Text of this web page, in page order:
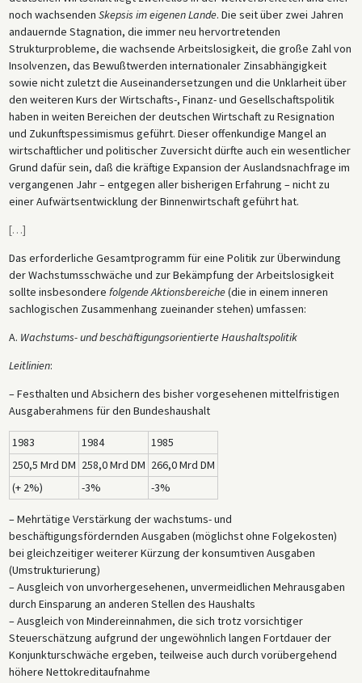
noch wachsenden Skepsis im eigenen Lande. Die seit über zwei Jahren
andauernde Stagnation, die immer neu hervortretenden
Strukturprobleme, die wachsende Arbeitslosigkeit, die große Zahl von
Insolvenzen, das Bewußtwerden internationaler Zinsabhängigkeit
sowie nicht zuletzt die Auseinandersetzungen und die Unklarheit über
den weiteren Kurs der Wirtschafts-, Finanz- und Gesellschaftspolitik
haben in weiten Bereichen der deutschen Wirtschaft zu Resignation
und Zukunftspessimismus geführt. Dieser offenkundige Mangel an
wirtschaftlicher und politischer Zuversicht dürfte auch ein wesentlicher
Grund dafür sein, daß die kräftige Expansion der Auslandsnachfrage im
vergangenen Jahr – entgegen aller bisherigen Erfahrung – nicht zu
einer Aufwärtsentwicklung der Binnenwirtschaft geführt hat.
[…]
Das erforderliche Gesamtprogramm für eine Politik zur Überwindung
der Wachstumsschwäche und zur Bekämpfung der Arbeitslosigkeit
sollte insbesondere folgende Aktionsbereiche(die in einem inneren
sachlogischen Zusammenhang zueinander stehen) umfassen:
A. Wachstums- und beschäftigungsorientierte Haushaltspolitik
Leitlinien:
– Festhalten und Absichern des bisher vorgesehenen mittelfristigen
Ausgaberahmens für den Bundeshaushalt
1983 1984
1985
250,5 Mrd DM 258,0 Mrd DM 266,0 Mrd DM
(+ 2%)
-3% -3%
– Mehrtätige Verstärkung der wachstums- und
beschäftigungsfördernden Ausgaben (möglichst ohne Folgekosten)
bei gleichzeitiger weiterer Kürzung der konsumtiven Ausgaben
(Umstrukturierung)
– Ausgleich von unvorhergesehenen, unvermeidlichen Mehrausgaben
durch Einsparung an anderen Stellen des Haushalts
– Ausgleich von Mindereinnahmen, die sich trotz vorsichtiger
Steuerschätzung aufgrund der ungewöhnlich langen Fortdauer der
Konjunkturschwäche ergeben, teilweise auch durch vorübergehend
höhere Nettokreditaufnahme